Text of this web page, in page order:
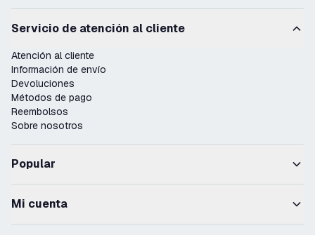
Servicio de atención al cliente
Atención al cliente
Información de envío
Devoluciones
Métodos de pago
Reembolsos
Sobre nosotros
Popular
Mi cuenta